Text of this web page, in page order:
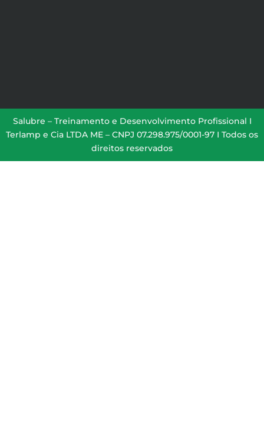
Salubre – Treinamento e Desenvolvimento Profissional I
Terlamp e Cia LTDA ME – CNPJ 07.298.975/0001-97 I Todos os
direitos reservados